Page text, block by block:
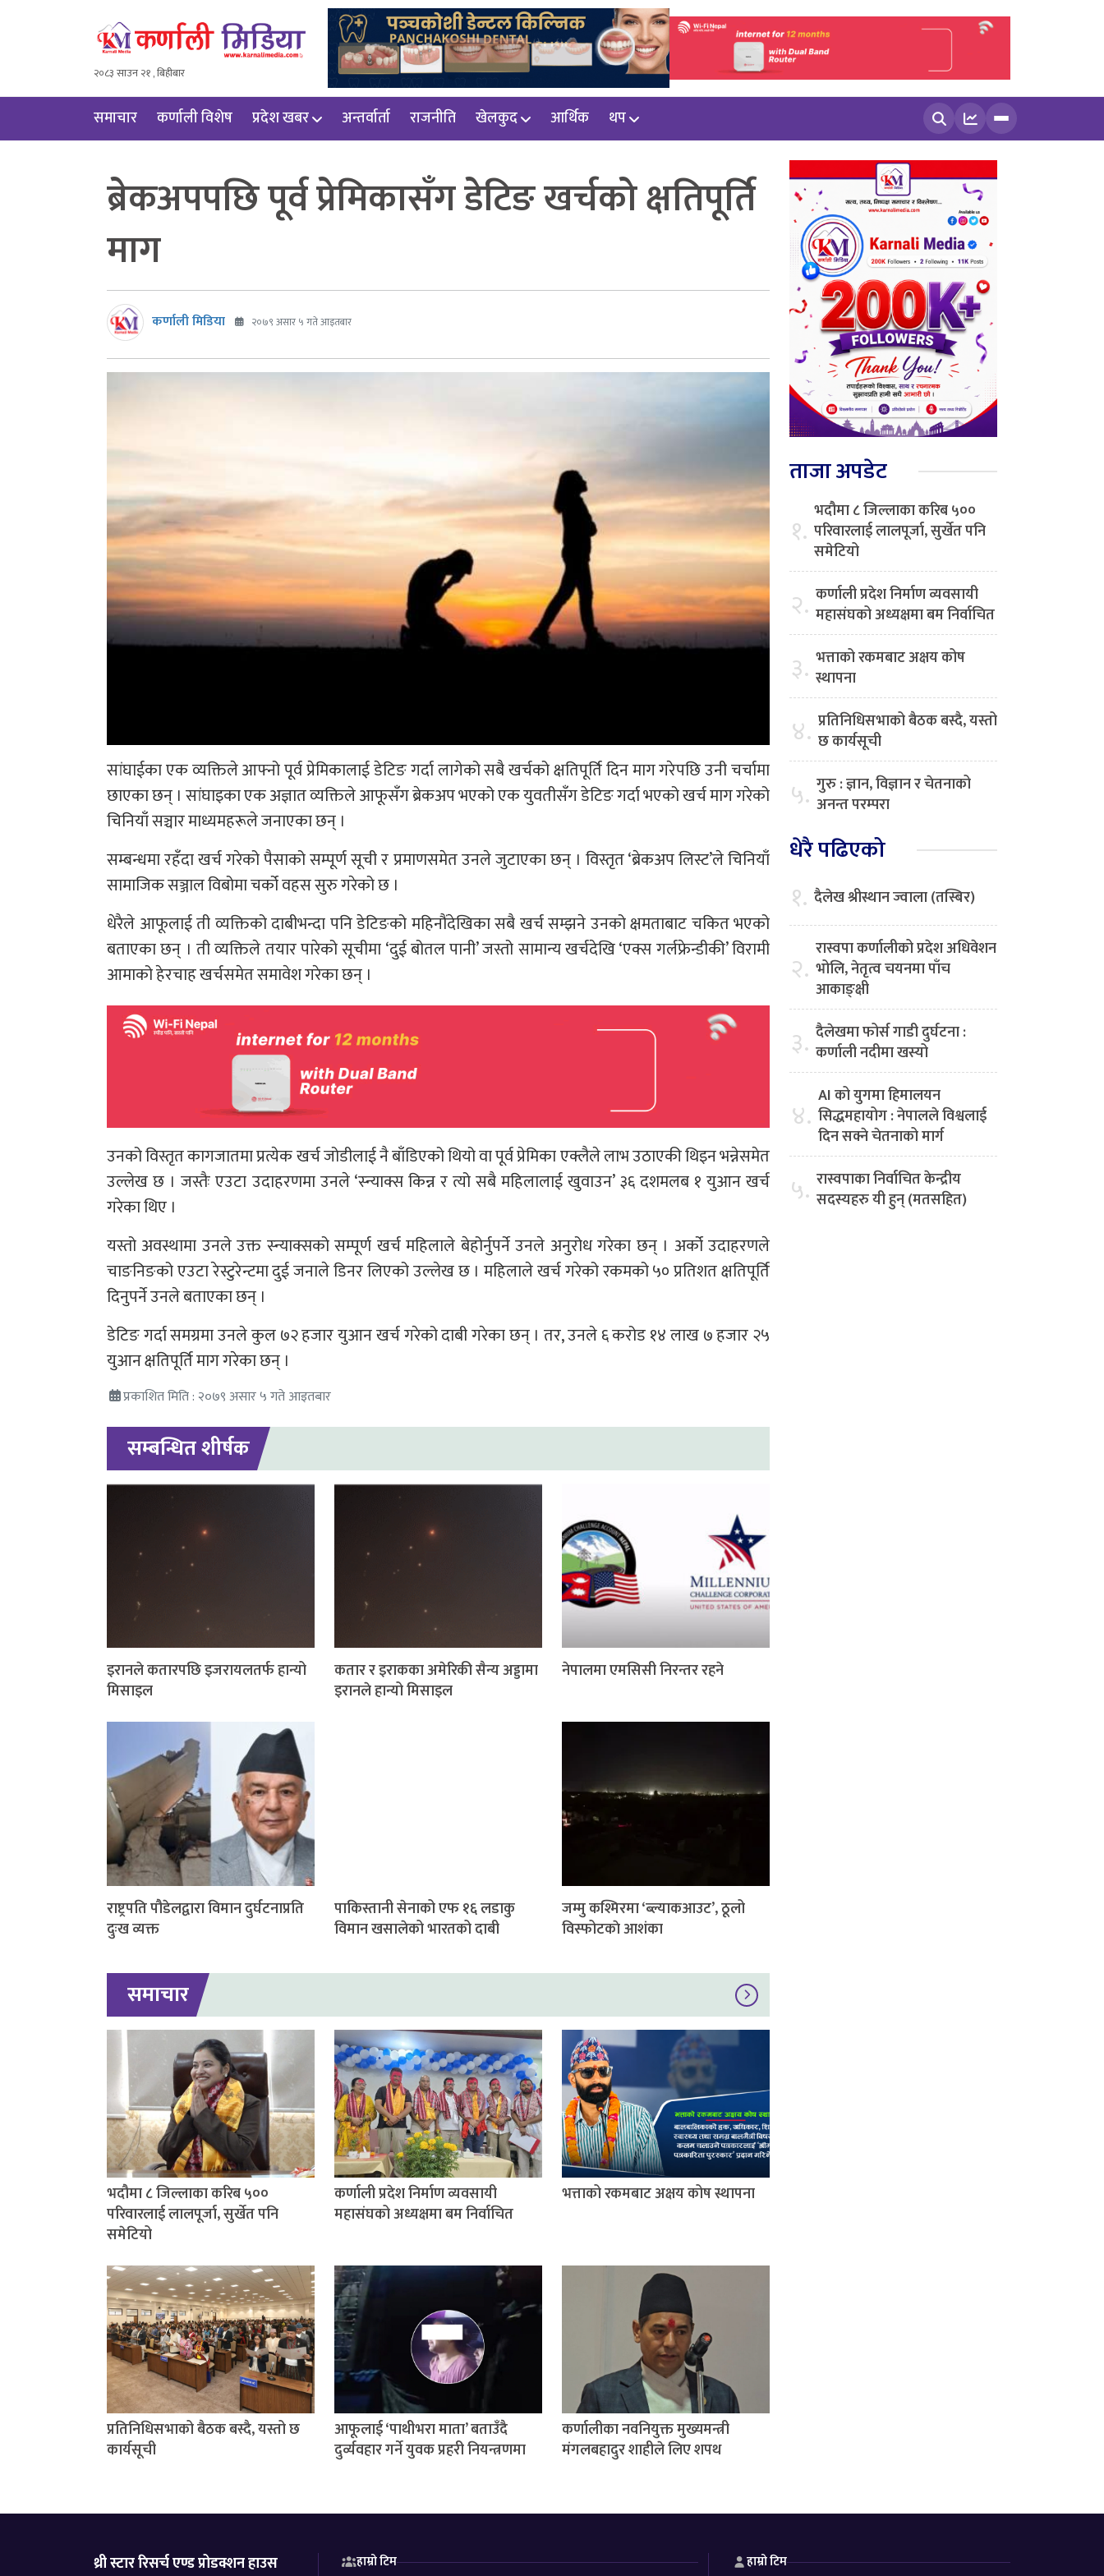
२०८३ साउन २१ , बिहीबार
समाचार कर्णाली विशेष प्रदेश खबर अन्तर्वार्ता राजनीति खेलकुद आर्थिक थप
खोज्नुहोस
ब्रेकअपपछि पूर्व प्रेमिकासँग डेटिङ खर्चको क्षतिपूर्ति
माग
कर्णाली मिडिया २०७९ असार ५ गते आइतबार
सांघाईका एक व्यक्तिले आफ्नो पूर्व प्रेमिकालाई डेटिङ गर्दा लागेको सबै खर्चको क्षतिपूर्ति दिन माग गरेपछि उनी चर्चामा
छाएका छन् । सांघाइका एक अज्ञात व्यक्तिले आफूसँग ब्रेकअप भएको एक युवतीसँग डेटिङ गर्दा भएको खर्च माग गरेको
चिनियाँ सञ्चार माध्यमहरूले जनाएका छन् ।
सम्बन्धमा रहँदा खर्च गरेको पैसाको सम्पूर्ण सूची र प्रमाणसमेत उनले जुटाएका छन् । विस्तृत ‘ब्रेकअप लिस्ट’ले चिनियाँ
सामाजिक सञ्जाल विबोमा चर्को वहस सुरु गरेको छ ।
धेरैले आफूलाई ती व्यक्तिको दाबीभन्दा पनि डेटिङको महिनौंदेखिका सबै खर्च सम्झने उनको क्षमताबाट चकित भएको
बताएका छन् । ती व्यक्तिले तयार पारेको सूचीमा ‘दुई बोतल पानी’ जस्तो सामान्य खर्चदेखि ‘एक्स गर्लफ्रेन्डीकी’ विरामी
आमाको हेरचाह खर्चसमेत समावेश गरेका छन् ।
उनको विस्तृत कागजातमा प्रत्येक खर्च जोडीलाई नै बाँडिएको थियो वा पूर्व प्रेमिका एक्लैले लाभ उठाएकी थिइन भन्नेसमेत
उल्लेख छ । जस्तैः एउटा उदाहरणमा उनले ‘स्न्याक्स किन्न र त्यो सबै महिलालाई खुवाउन’ ३६ दशमलब १ युआन खर्च
गरेका थिए ।
यस्तो अवस्थामा उनले उक्त स्न्याक्सको सम्पूर्ण खर्च महिलाले बेहोर्नुपर्ने उनले अनुरोध गरेका छन् । अर्को उदाहरणले
चाङनिङको एउटा रेस्टुरेन्टमा दुई जनाले डिनर लिएको उल्लेख छ । महिलाले खर्च गरेको रकमको ५० प्रतिशत क्षतिपूर्ति
दिनुपर्ने उनले बताएका छन् ।
डेटिङ गर्दा समग्रमा उनले कुल ७२ हजार युआन खर्च गरेको दाबी गरेका छन् । तर, उनले ६ करोड १४ लाख ७ हजार २५
युआन क्षतिपूर्ति माग गरेका छन् ।
प्रकाशित मिति : २०७९ असार ५ गते आइतबार
सम्बन्धित शीर्षक
इरानले कतारपछि इजरायलतर्फ हान्यो
मिसाइल
कतार र इराकका अमेरिकी सैन्य अड्डामा
इरानले हान्यो मिसाइल
नेपालमा एमसिसी निरन्तर रहने
राष्ट्रपति पौडेलद्वारा विमान दुर्घटनाप्रति
दुःख व्यक्त
पाकिस्तानी सेनाको एफ १६ लडाकु
विमान खसालेको भारतको दाबी
जम्मु कश्मिरमा ‘ब्ल्याकआउट’, ठूलो
विस्फोटकाे आशंका
समाचार
भदौमा ८ जिल्लाका करिब ५००
परिवारलाई लालपूर्जा, सुर्खेत पनि
समेटियो
कर्णाली प्रदेश निर्माण व्यवसायी
महासंघको अध्यक्षमा बम निर्वाचित
भत्ताको रकमबाट अक्षय कोष स्थापना
प्रतिनिधिसभाको बैठक बस्दै, यस्तो छ
कार्यसूची
आफूलाई ‘पाथीभरा माता’ बताउँदै
दुर्व्यवहार गर्ने युवक प्रहरी नियन्त्रणमा
कर्णालीका नवनियुक्त मुख्यमन्त्री
मंगलबहादुर शाहीले लिए शपथ
ताजा अपडेट
१. भदौमा ८ जिल्लाका करिब ५००
परिवारलाई लालपूर्जा, सुर्खेत पनि
समेटियो
२. कर्णाली प्रदेश निर्माण व्यवसायी
महासंघको अध्यक्षमा बम निर्वाचित
३. भत्ताको रकमबाट अक्षय कोष
स्थापना
४. प्रतिनिधिसभाको बैठक बस्दै, यस्तो
छ कार्यसूची
५. गुरु : ज्ञान, विज्ञान र चेतनाको
अनन्त परम्परा
धेरै पढिएको
१. दैलेख श्रीस्थान ज्वाला (तस्बिर)
२. रास्वपा कर्णालीको प्रदेश अधिवेशन
भोलि, नेतृत्व चयनमा पाँच
आकाङ्क्षी
३. दैलेखमा फोर्स गाडी दुर्घटना :
कर्णाली नदीमा खस्यो
४. AI को युगमा हिमालयन
सिद्धमहायोग : नेपालले विश्वलाई
दिन सक्ने चेतनाको मार्ग
५. रास्वपाका निर्वाचित केन्द्रीय
सदस्यहरु यी हुन् (मतसहित)
थ्री स्टार रिसर्च एण्ड प्रोडक्शन हाउस
हाम्रो टिम हाम्रो टिम